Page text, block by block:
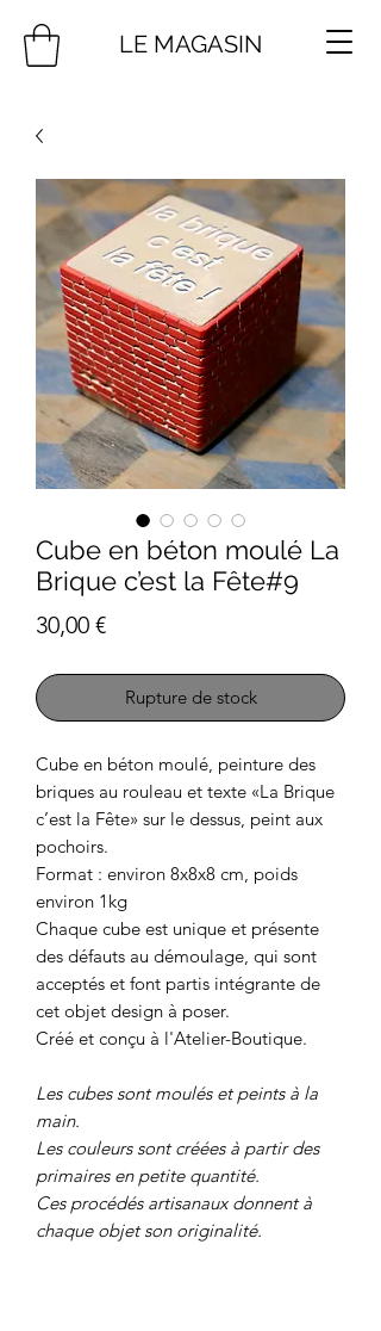
LE MAGASIN
Cube en béton moulé La
Brique c’est la Fête#9
30,00 €Prix
Rupture de stock
Cube en béton moulé, peinture des
briques au rouleau et texte «La Brique
c’est la Fête» sur le dessus, peint aux
pochoirs.
Format : environ 8x8x8 cm, poids
environ 1kg
Chaque cube est unique et présente
des défauts au démoulage, qui sont
acceptés et font partis intégrante de
cet objet design à poser.
Créé et conçu à l'Atelier-Boutique.
Les cubes sont moulés et peints à la
main.
Les couleurs sont créées à partir des
primaires en petite quantité.
Ces procédés artisanaux donnent à
chaque objet son originalité.